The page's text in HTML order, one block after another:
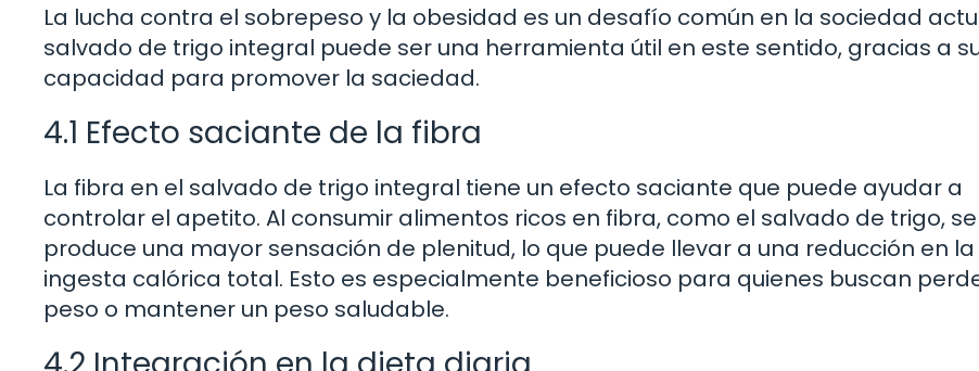
La lucha contra el sobrepeso y la obesidad es un desafío común en la sociedad
salvado de trigo integral puede ser una herramienta útil en este sentido, gracias a
capacidad para promover la saciedad.
4.1 Efecto saciante de la fibra
La fibra en el salvado de trigo integral tiene un efecto saciante que puede ayudar a
controlar el apetito. Al consumir alimentos ricos en fibra, como el salvado de trigo, se
produce una mayor sensación de plenitud, lo que puede llevar a una reducción en la
ingesta calórica total. Esto es especialmente beneficioso para quienes buscan
peso o mantener un peso saludable.